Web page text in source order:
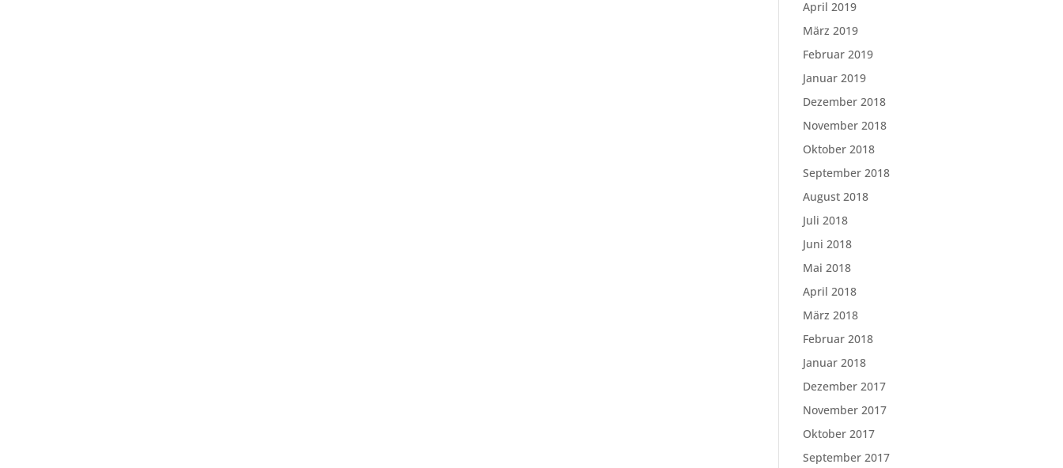
April 2019
März 2019
Februar 2019
Januar 2019
Dezember 2018
November 2018
Oktober 2018
September 2018
August 2018
Juli 2018
Juni 2018
Mai 2018
April 2018
März 2018
Februar 2018
Januar 2018
Dezember 2017
November 2017
Oktober 2017
September 2017